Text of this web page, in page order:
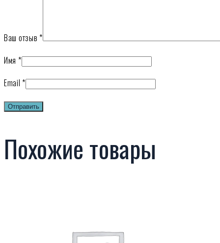
Ваш отзыв *
Имя *
Email*
Похожие товары